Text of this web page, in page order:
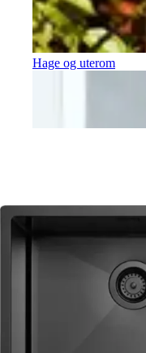
Hage og uterom